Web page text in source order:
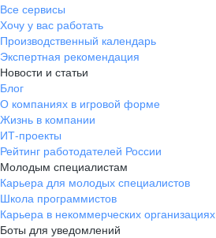
Все сервисы
Хочу у вас работать
Производственный календарь
Экспертная рекомендация
Новости и статьи
Блог
О компаниях в игровой форме
Жизнь в компании
ИТ-проекты
Рейтинг работодателей России
Молодым специалистам
Карьера для молодых специалистов
Школа программистов
Карьера в некоммерческих организациях
Боты для уведомлений